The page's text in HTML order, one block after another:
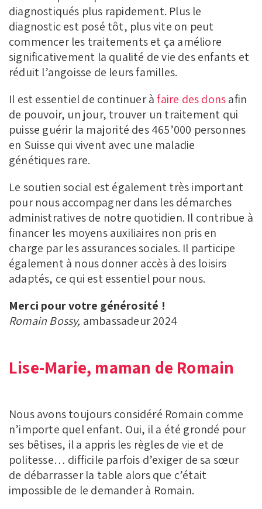
diagnostiqués plus rapidement. Plus le
diagnostic est posé tôt, plus vite on peut
commencer les traitements et ça améliore
significativement la qualité de vie des enfants et
réduit l’angoisse de leurs familles.
Il est essentiel de continuer àfaire des donsafin
de pouvoir, un jour, trouver un traitement qui
puisse guérir la majorité des 465’000 personnes
en Suisse qui vivent avec une maladie
génétiques rare.
Le soutien social est également très important
pour nous accompagner dans les démarches
administratives de notre quotidien. Il contribue à
financer les moyens auxiliaires non pris en
charge par les assurances sociales. Il participe
également à nous donner accès à des loisirs
adaptés, ce qui est essentiel pour nous.
Merci pour votre générosité !
Romain Bossy, ambassadeur 2024
Lise-Marie, maman de Romain
Nous avons toujours considéré Romain comme
n’importe quel enfant. Oui, il a été grondé pour
ses bêtises, il a appris les règles de vie et de
politesse… difficile parfois d’exiger de sa sœur
de débarrasser la table alors que c’était
impossible de le demander à Romain.